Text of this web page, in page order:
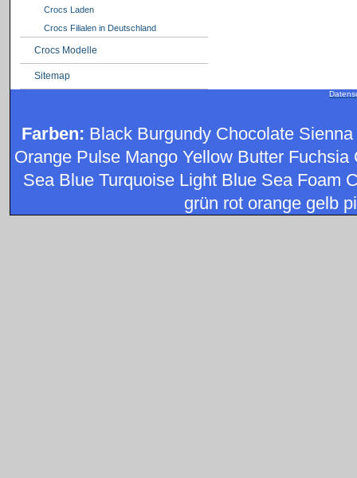
Crocs Laden
Crocs Filialen in Deutschland
Crocs Modelle
Sitemap
Farben: Black Burgundy Chocolate
Orange Pulse Mango Yellow Butter
Sea Blue Turquoise Light Blue Sea Foam
grün rot orange gelb